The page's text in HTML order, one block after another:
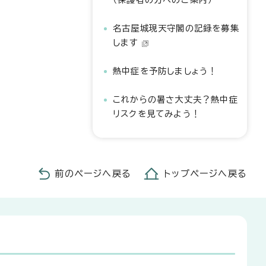
名古屋城現天守閣の記録を募集
します
熱中症を予防しましょう！
これからの暑さ大丈夫？熱中症
リスクを見てみよう！
前のページへ戻る トップページへ戻る